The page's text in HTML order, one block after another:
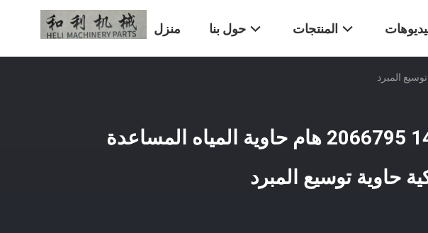
منزل حول بنا المنتجات
1459678 2066795 هام حاوية المياه المساعدة
حاوية توسيع المبرد